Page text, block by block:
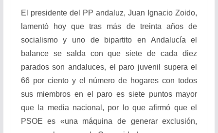
El presidente del PP andaluz, Juan Ignacio Zoido,
lamentó hoy que tras más de treinta años de
socialismo y uno de bipartito en Andalucía el
balance se salda con quesiete de cada diez
parados son andaluces, el paro juvenil supera el
66 por ciento y el número de hogares con todos
sus miembros en el paro es siete puntos mayor
que la media nacional, por lo que afirmó que el
PSOE es «una máquina de generar exclusión,